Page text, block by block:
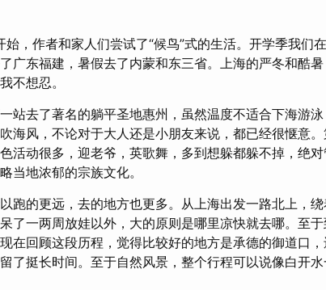
，作者和家人们尝试了“候鸟”式的生活。开学季我们
广东福建，暑假去了内蒙和东三省。上海的严冬和酷
不想忍。
站去了著名的躺平圣地惠州，虽然温度不适合下海游
海风，不论对于大人还是小朋友来说，都已经很惬意
活动很多，迎老爷，英歌舞，多到想躲都躲不掉，绝
当地浓郁的宗族文化。
跑的更远，去的地方也更多。从上海出发一路北上，
了一两周放娃以外，大的原则是哪里凉快就去哪。至
在回顾这段历程，觉得比较好的地方是承德的御道口，
了挺长时间。至于自然风景，整个行程可以说像白开